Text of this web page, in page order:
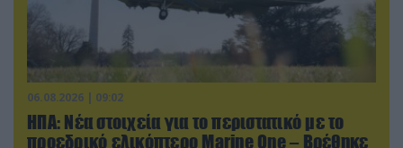
06.08.2026 | 09:02
ΗΠΑ: Nέα στοιχεία για το περιστατικό με το
προεδρικό ελικόπτερο Marine One – Βρέθηκε